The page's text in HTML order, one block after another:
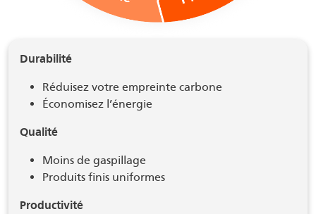
Durabilité
Réduisez votre empreinte carbone
Économisez l’énergie
Qualité
Moins de gaspillage
Produits finis uniformes
Productivité